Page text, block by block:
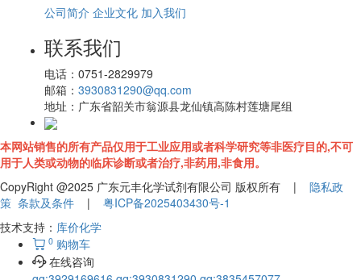
公司简介 企业文化 加入我们
联系我们
电话： 0751-2829979
邮箱： 3930831290@qq.com
地址： 广东省韶关市翁源县龙仙镇高陈村莲塘尾组
本网站销售的所有产品仅用于工业应用或者科学研究等非医疗目的,不可
用于人类或动物的临床诊断或者治疗,非药用,非食用。
CopyRight @2025 广东元丰化学试剂有限公司 版权所有 | 隐私政
策 条款及条件 | 粤ICP备2025403430号-1
技术支持： 库价化学
0 购物车
在线咨询